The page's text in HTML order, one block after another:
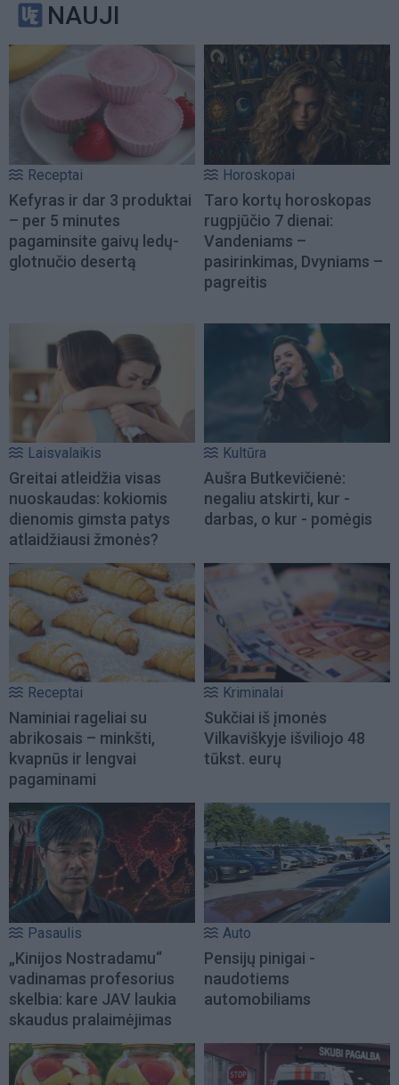
NAUJI
Receptai
Kefyras ir dar 3 produktai
– per 5 minutes
pagaminsite gaivų ledų-
glotnučio desertą
Horoskopai
Taro kortų horoskopas
rugpjūčio 7 dienai:
Vandeniams –
pasirinkimas, Dvyniams –
pagreitis
Laisvalaikis
Greitai atleidžia visas
nuoskaudas: kokiomis
dienomis gimsta patys
atlaidžiausi žmonės?
Kultūra
Aušra Butkevičienė:
negaliu atskirti, kur -
darbas, o kur - pomėgis
Receptai
Naminiai rageliai su
abrikosais – minkšti,
kvapnūs ir lengvai
pagaminami
Kriminalai
Sukčiai iš įmonės
Vilkaviškyje išviliojo 48
tūkst. eurų
Pasaulis
„Kinijos Nostradamu“
vadinamas profesorius
skelbia: kare JAV laukia
skaudus pralaimėjimas
Auto
Pensijų pinigai -
naudotiems
automobiliams